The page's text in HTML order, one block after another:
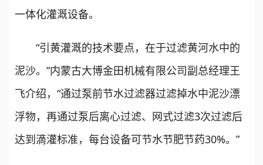
一体化灌溉设备。
“引黄灌溉的技术要点，在于过滤黄河水中的
泥沙。”内蒙古大博金田机械有限公司副总经理王
飞介绍，“通过泵前节水过滤器过滤掉水中泥沙漂
浮物，再通过泵后离心过滤、网式过滤3次过滤后
达到滴灌标准，每台设备可节水节肥节药30%。”